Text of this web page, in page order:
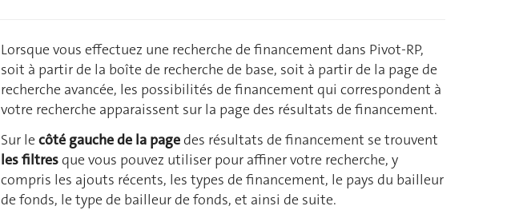
Lorsque vous effectuez une recherche de financement dans Pivot-RP,
soit à partir de la boîte de recherche de base, soit à partir de la page de
recherche avancée, les possibilités de financement qui correspondent à
votre recherche apparaissent sur la page des résultats de financement.
Sur lecôté gauche de la page des résultats de financement se trouvent
lesfiltres que vous pouvez utiliser pour affiner votre recherche, y
compris les ajouts récents, les types de financement, le pays du bailleur
de fonds, le type de bailleur de fonds, et ainsi de suite.